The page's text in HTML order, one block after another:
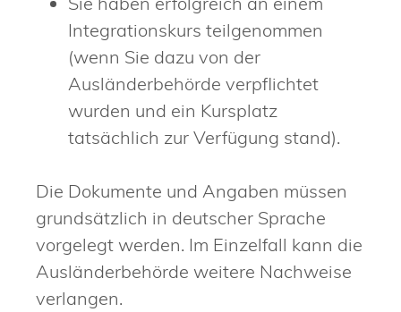
Integrationskurs teilgenommen
(wenn Sie dazu von der
Ausländerbehörde verpflichtet
wurden und ein Kursplatz
tatsächlich zur Verfügung stand).
Die Dokumente und Angaben müssen
grundsätzlich in deutscher Sprache
vorgelegt werden. Im Einzelfall kann die
Ausländerbehörde weitere Nachweise
verlangen.